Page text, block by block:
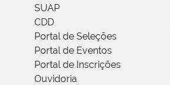
SUAP
CDD
Portal de Seleções
Portal de Eventos
Portal de Inscrições
Ouvidoria